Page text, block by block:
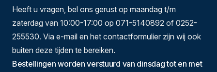
Heeft u vragen, bel ons gerust op maandag t/m
zaterdag van 10:00-17:00 op 071-5140892 of 0252-
255530. Via e-mail en het contactformulier zijn wij ook
buiten deze tijden te bereiken.
Bestellingen worden verstuurd van dinsdag tot en met